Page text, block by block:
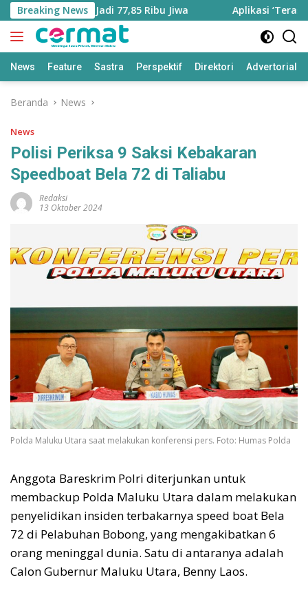
Langsung
ke
konten
Breaking NewsJadi 77,85 Ribu Jiwa Aplikasi ‘Teras
News Feature Sastra Perspektif Direktori Advertorial
Beranda News
News
Polisi Periksa 9 Saksi Kebakaran
Speedboat Bela 72 di Taliabu
Redaksi
13 Oktober 2024
Polda Maluku Utara saat melakukan konferensi pers. Foto: Humas Polda
Anggota Bareskrim Polri diterjunkan untuk
membackup Polda Maluku Utara dalam melakukan
penyelidikan insiden terbakarnya speed boat Bela
72 di Pelabuhan Bobong, yang mengakibatkan 6
orang meninggal dunia. Satu di antaranya adalah
Calon Gubernur Maluku Utara, Benny Laos.